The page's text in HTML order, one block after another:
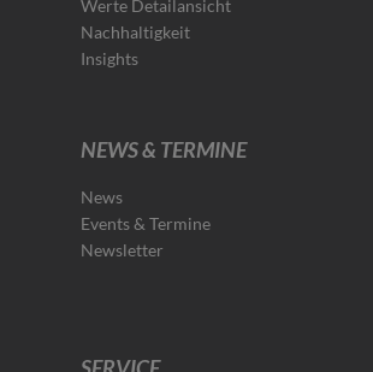
Werte Detailansicht
Nachhaltigkeit
Insights
NEWS & TERMINE
News
Events & Termine
Newsletter
SERVICE